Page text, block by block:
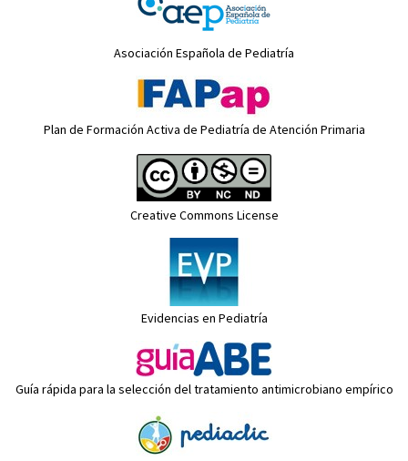
Asociación Española de Pediatría
Plan de Formación Activa de Pediatría de Atención Primaria
Creative Commons License
Evidencias en Pediatría
Guía rápida para la selección del tratamiento antimicrobiano empírico